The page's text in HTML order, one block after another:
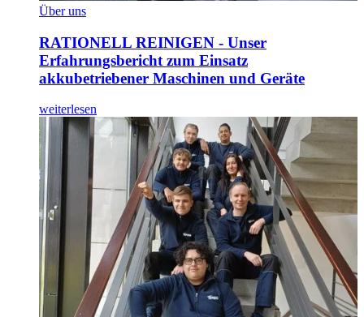
Über uns
RATIONELL REINIGEN - Unser
Erfahrungsbericht zum Einsatz
akkubetriebener Maschinen und Geräte
weiterlesen